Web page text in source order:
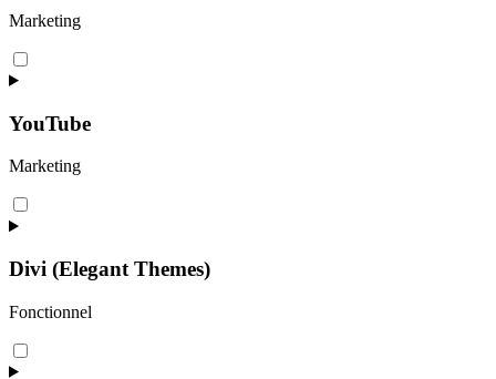
Marketing
Consent
to
google-
maps
YouTube
Marketing
Consent
to
youtube
Divi (Elegant Themes)
Fonctionnel
Consent
to